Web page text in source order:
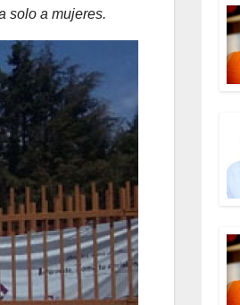
solo a mujeres.